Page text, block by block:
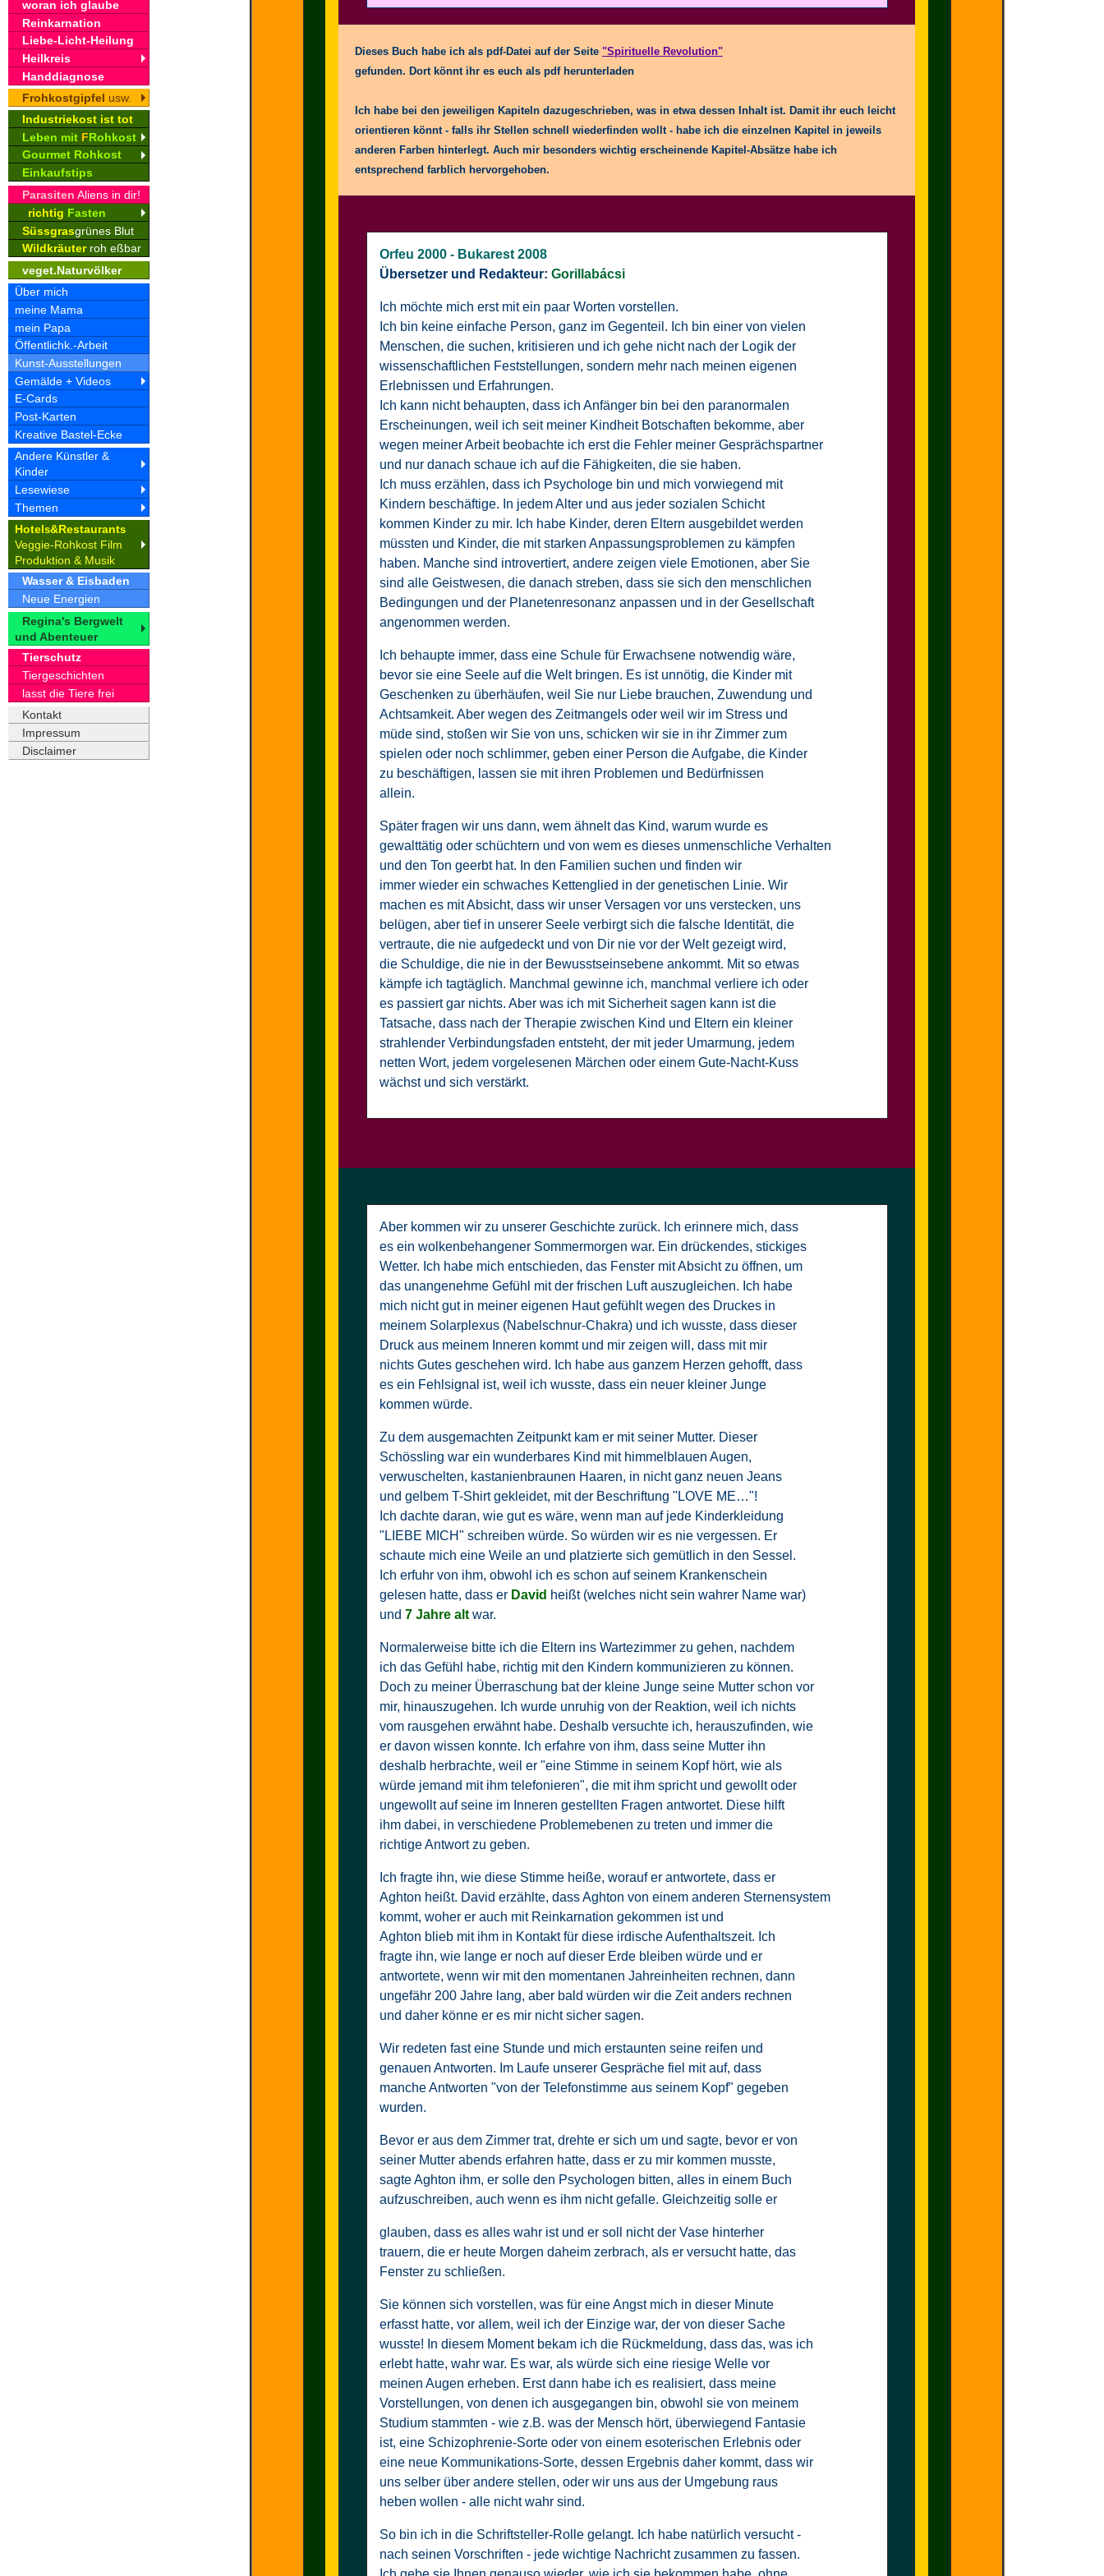
woran ich glaube
Reinkarnation
Liebe-Licht-Heilung
Heilkreis
Handdiagnose
Frohkostgipfel usw.
Industriekost ist tot
Leben mit FRohkost
Gourmet Rohkost
Einkaufstips
Parasiten Aliens in dir!
richtig Fasten
Süssgrasgrünes Blut
Wildkräuterroh eßbar
veget.Naturvölker
Über mich
meine Mama
mein Papa
Öffentlichk.-Arbeit
Kunst-Ausstellungen
Gemälde + Videos
E-Cards
Post-Karten
Kreative Bastel-Ecke
Andere Künstler &
Kinder
Lesewiese
Themen
Hotels&Restaurants
Veggie-Rohkost Film
Produktion & Musik
Wasser & Eisbaden
Neue Energien
Regina's Bergwelt
und Abenteuer
Tierschutz
Tiergeschichten
lasst die Tiere frei
Kontakt
Impressum
Disclaimer
Dieses Buch habe ich als pdf-Datei auf der Seite "Spirituelle Revolution"
gefunden. Dort könnt ihr es euch als pdf herunterladen
Ich habe bei den jeweiligen Kapiteln dazugeschrieben, was in etwa dessen Inhalt ist. Damit ihr euch leicht
orientieren könnt - falls ihr Stellen schnell wiederfinden wollt - habe ich die einzelnen Kapitel in jeweils
anderen Farben hinterlegt. Auch mir besonders wichtig erscheinende Kapitel-Absätze habe ich
entsprechend farblich hervorgehoben.
Orfeu 2000 - Bukarest 2008
Übersetzer und Redakteur: Gorillabácsi
Ich möchte mich erst mit ein paar Worten vorstellen.
Ich bin keine einfache Person, ganz im Gegenteil. Ich bin einer von vielen
Menschen, die suchen, kritisieren und ich gehe nicht nach der Logik der
wissenschaftlichen Feststellungen, sondern mehr nach meinen eigenen
Erlebnissen und Erfahrungen.
Ich kann nicht behaupten, dass ich Anfänger bin bei den paranormalen
Erscheinungen, weil ich seit meiner Kindheit Botschaften bekomme, aber
wegen meiner Arbeit beobachte ich erst die Fehler meiner Gesprächspartner
und nur danach schaue ich auf die Fähigkeiten, die sie haben.
Ich muss erzählen, dass ich Psychologe bin und mich vorwiegend mit
Kindern beschäftige. In jedem Alter und aus jeder sozialen Schicht
kommen Kinder zu mir. Ich habe Kinder, deren Eltern ausgebildet werden
müssten und Kinder, die mit starken Anpassungsproblemen zu kämpfen
haben. Manche sind introvertiert, andere zeigen viele Emotionen, aber Sie
sind alle Geistwesen, die danach streben, dass sie sich den menschlichen
Bedingungen und der Planetenresonanz anpassen und in der Gesellschaft
angenommen werden.
Ich behaupte immer, dass eine Schule für Erwachsene notwendig wäre,
bevor sie eine Seele auf die Welt bringen. Es ist unnötig, die Kinder mit
Geschenken zu überhäufen, weil Sie nur Liebe brauchen, Zuwendung und
Achtsamkeit. Aber wegen des Zeitmangels oder weil wir im Stress und
müde sind, stoßen wir Sie von uns, schicken wir sie in ihr Zimmer zum
spielen oder noch schlimmer, geben einer Person die Aufgabe, die Kinder
zu beschäftigen, lassen sie mit ihren Problemen und Bedürfnissen
allein.
Später fragen wir uns dann, wem ähnelt das Kind, warum wurde es
gewalttätig oder schüchtern und von wem es dieses unmenschliche Verhalten
und den Ton geerbt hat. In den Familien suchen und finden wir
immer wieder ein schwaches Kettenglied in der genetischen Linie. Wir
machen es mit Absicht, dass wir unser Versagen vor uns verstecken, uns
belügen, aber tief in unserer Seele verbirgt sich die falsche Identität, die
vertraute, die nie aufgedeckt und von Dir nie vor der Welt gezeigt wird,
die Schuldige, die nie in der Bewusstseinsebene ankommt. Mit so etwas
kämpfe ich tagtäglich. Manchmal gewinne ich, manchmal verliere ich oder
es passiert gar nichts. Aber was ich mit Sicherheit sagen kann ist die
Tatsache, dass nach der Therapie zwischen Kind und Eltern ein kleiner
strahlender Verbindungsfaden entsteht, der mit jeder Umarmung, jedem
netten Wort, jedem vorgelesenen Märchen oder einem Gute-Nacht-Kuss
wächst und sich verstärkt.
Aber kommen wir zu unserer Geschichte zurück. Ich erinnere mich, dass
es ein wolkenbehangener Sommermorgen war. Ein drückendes, stickiges
Wetter. Ich habe mich entschieden, das Fenster mit Absicht zu öffnen, um
das unangenehme Gefühl mit der frischen Luft auszugleichen. Ich habe
mich nicht gut in meiner eigenen Haut gefühlt wegen des Druckes in
meinem Solarplexus (Nabelschnur-Chakra) und ich wusste, dass dieser
Druck aus meinem Inneren kommt und mir zeigen will, dass mit mir
nichts Gutes geschehen wird. Ich habe aus ganzem Herzen gehofft, dass
es ein Fehlsignal ist, weil ich wusste, dass ein neuer kleiner Junge
kommen würde.
Zu dem ausgemachten Zeitpunkt kam er mit seiner Mutter. Dieser
Schössling war ein wunderbares Kind mit himmelblauen Augen,
verwuschelten, kastanienbraunen Haaren, in nicht ganz neuen Jeans
und gelbem T-Shirt gekleidet, mit der Beschriftung "LOVE ME…"!
Ich dachte daran, wie gut es wäre, wenn man auf jede Kinderkleidung
"LIEBE MICH" schreiben würde. So würden wir es nie vergessen. Er
schaute mich eine Weile an und platzierte sich gemütlich in den Sessel.
Ich erfuhr von ihm, obwohl ich es schon auf seinem Krankenschein
gelesen hatte, dass er David heißt (welches nicht sein wahrer Name war)
und 7 Jahre alt war.
Normalerweise bitte ich die Eltern ins Wartezimmer zu gehen, nachdem
ich das Gefühl habe, richtig mit den Kindern kommunizieren zu können.
Doch zu meiner Überraschung bat der kleine Junge seine Mutter schon vor
mir, hinauszugehen. Ich wurde unruhig von der Reaktion, weil ich nichts
vom rausgehen erwähnt habe. Deshalb versuchte ich, herauszufinden, wie
er davon wissen konnte. Ich erfahre von ihm, dass seine Mutter ihn
deshalb herbrachte, weil er "eine Stimme in seinem Kopf hört, wie als
würde jemand mit ihm telefonieren", die mit ihm spricht und gewollt oder
ungewollt auf seine im Inneren gestellten Fragen antwortet. Diese hilft
ihm dabei, in verschiedene Problemebenen zu treten und immer die
richtige Antwort zu geben.
Ich fragte ihn, wie diese Stimme heiße, worauf er antwortete, dass er
Aghton heißt. David erzählte, dass Aghton von einem anderen Sternensystem
kommt, woher er auch mit Reinkarnation gekommen ist und
Aghton blieb mit ihm in Kontakt für diese irdische Aufenthaltszeit. Ich
fragte ihn, wie lange er noch auf dieser Erde bleiben würde und er
antwortete, wenn wir mit den momentanen Jahreinheiten rechnen, dann
ungefähr 200 Jahre lang, aber bald würden wir die Zeit anders rechnen
und daher könne er es mir nicht sicher sagen.
Wir redeten fast eine Stunde und mich erstaunten seine reifen und
genauen Antworten. Im Laufe unserer Gespräche fiel mit auf, dass
manche Antworten "von der Telefonstimme aus seinem Kopf" gegeben
wurden.
Bevor er aus dem Zimmer trat, drehte er sich um und sagte, bevor er von
seiner Mutter abends erfahren hatte, dass er zu mir kommen musste,
sagte Aghton ihm, er solle den Psychologen bitten, alles in einem Buch
aufzuschreiben, auch wenn es ihm nicht gefalle. Gleichzeitig solle er
glauben, dass es alles wahr ist und er soll nicht der Vase hinterher
trauern, die er heute Morgen daheim zerbrach, als er versucht hatte, das
Fenster zu schließen.
Sie können sich vorstellen, was für eine Angst mich in dieser Minute
erfasst hatte, vor allem, weil ich der Einzige war, der von dieser Sache
wusste! In diesem Moment bekam ich die Rückmeldung, dass das, was ich
erlebt hatte, wahr war. Es war, als würde sich eine riesige Welle vor
meinen Augen erheben. Erst dann habe ich es realisiert, dass meine
Vorstellungen, von denen ich ausgegangen bin, obwohl sie von meinem
Studium stammten - wie z.B. was der Mensch hört, überwiegend Fantasie
ist, eine Schizophrenie-Sorte oder von einem esoterischen Erlebnis oder
eine neue Kommunikations-Sorte, dessen Ergebnis daher kommt, dass wir
uns selber über andere stellen, oder wir uns aus der Umgebung raus
heben wollen - alle nicht wahr sind.
So bin ich in die Schriftsteller-Rolle gelangt. Ich habe natürlich versucht -
nach seinen Vorschriften - jede wichtige Nachricht zusammen zu fassen.